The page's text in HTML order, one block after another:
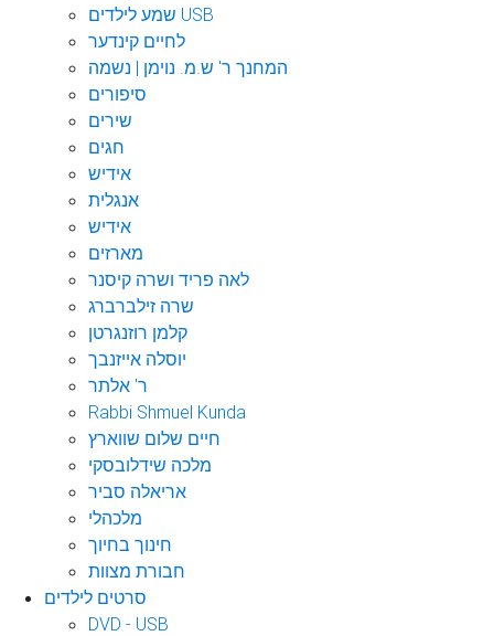
שמע לילדים USB
לחיים קינדער
המחנך ר' ש.מ. נוימן | נשמה
סיפורים
שירים
חגים
אידיש
אנגלית
אידיש
מארזים
לאה פריד ושרה קיסנר
שרה זילברברג
קלמן רוזנגרטן
יוסלה אייזנבך
ר' אלתר
Rabbi Shmuel Kunda
חיים שלום שווארץ
מלכה שידלובסקי
אריאלה סביר
מלכהלי
חינוך בחיוך
חבורת מצוות
סרטים לילדים
DVD - USB